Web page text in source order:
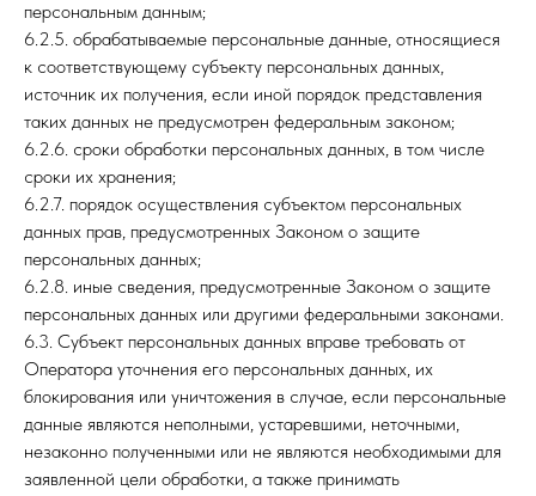
персональным данным;
6.2.5. обрабатываемые персональные данные, относящиеся
к соответствующему субъекту персональных данных,
источник их получения, если иной порядок представления
таких данных не предусмотрен федеральным законом;
6.2.6. сроки обработки персональных данных, в том числе
сроки их хранения;
6.2.7. порядок осуществления субъектом персональных
данных прав, предусмотренных Законом о защите
персональных данных;
6.2.8. иные сведения, предусмотренные Законом о защите
персональных данных или другими федеральными законами.
6.3. Субъект персональных данных вправе требовать от
Оператора уточнения его персональных данных, их
блокирования или уничтожения в случае, если персональные
данные являются неполными, устаревшими, неточными,
незаконно полученными или не являются необходимыми для
заявленной цели обработки, а также принимать